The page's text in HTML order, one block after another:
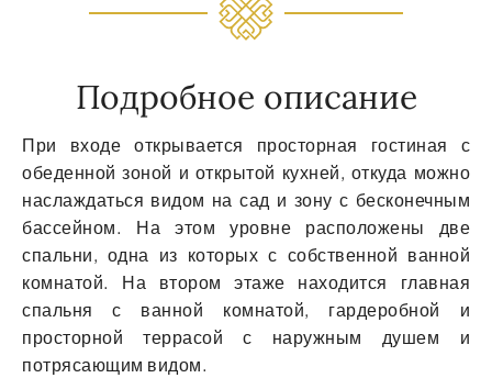
Подробное описание
При входе открывается просторная гостиная с
обеденной зоной и открытой кухней, откуда можно
наслаждаться видом на сад и зону с бесконечным
бассейном. На этом уровне расположены две
спальни, одна из которых с собственной ванной
комнатой. На втором этаже находится главная
спальня с ванной комнатой, гардеробной и
просторной террасой с наружным душем и
потрясающим видом.